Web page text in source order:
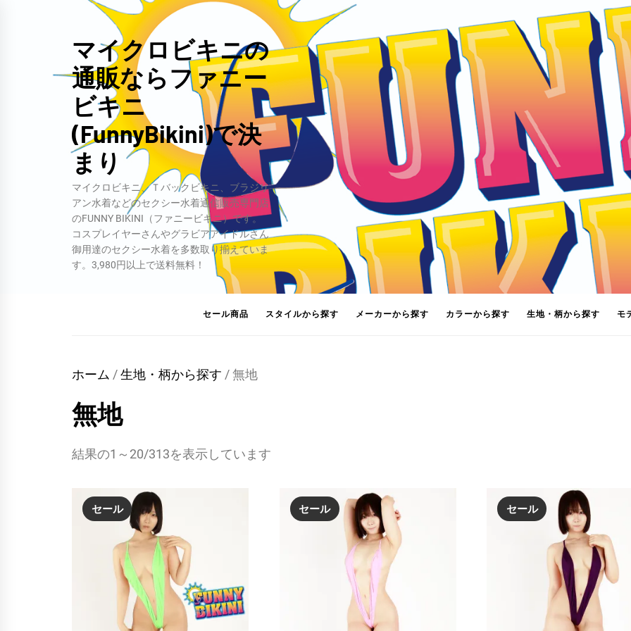
マイクロビキニの
通販ならファニー
ビキニ
(FunnyBikini)で決
まり
マイクロビキニ、Ｔバックビキニ、ブラジリ
アン水着などのセクシー水着通信販売専門店
のFUNNY BIKINI（ファニービキニ）です。
コスプレイヤーさんやグラビアアイドルさん
御用達のセクシー水着を多数取り揃えていま
す。3,980円以上で送料無料！
セール商品 スタイルから探す メーカーから探す カラーから探す 生地・柄から探す モ
ホーム /生地・柄から探す / 無地
無地
結果の1～20/313を表示しています
セール セール セール